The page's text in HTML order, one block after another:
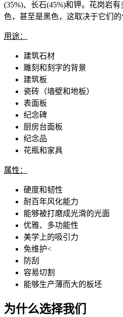
(35%)、长石(45%)和钾。花岗岩
色，甚至是黑色，这取决于它们的
用途：
建筑石材
雕刻和刻字的背景
建筑板
瓷砖（墙壁和地板）
表面板
纪念碑
厨房台面板
纪念品
花瓶和家具
属性：
硬度和韧性
耐百年风化能力
能够被打磨成光滑的光面
优雅、多功能性
美学上的吸引力
免维护<
防刮
容易切割
能够生产薄而大的板坯
为什么选择我们